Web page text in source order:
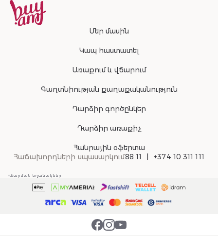
Մեր մասին
Կապ հաստատել
Առաքում և վճարում
Գաղտնիության քաղաքականություն
Դարձիր գործընկեր
Դարձիր առաքիչ
Հանրային օֆերտա
Հաճախորդների սպասարկում88 11 +374 10 311 111
Վճարման եղանակներ